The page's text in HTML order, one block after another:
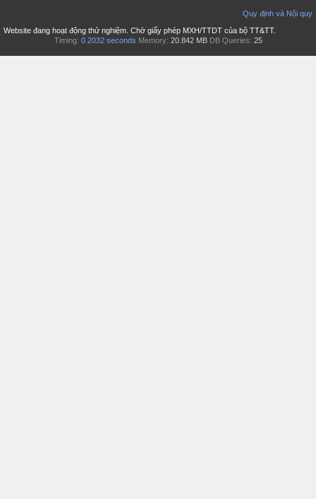
Quy định và Nội quy
Website đang hoạt động thử nghiệm. Chờ giấy phép MXH/TTDT của bộ TT&TT.
Timing: 0.2032 seconds Memory: 20.842 MB DB Queries: 25